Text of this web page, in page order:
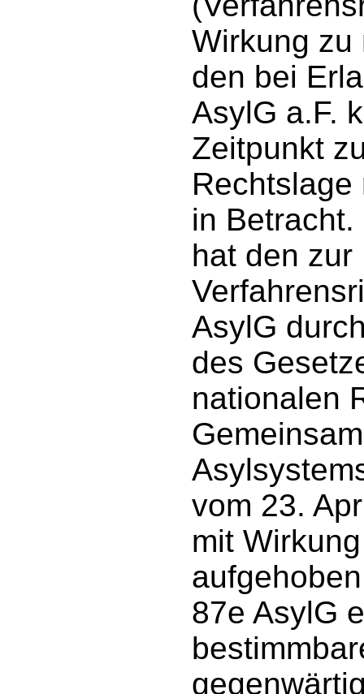
Wirkung zu
den bei
AsylG a.F.
Zeitpunkt
Rechtslage
in
hat den zur
AsylG
des
nationalen
vom 23.
mit
87e AsylG